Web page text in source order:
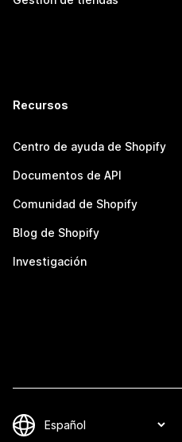
Recursos
Centro de ayuda de Shopify
Documentos de API
Comunidad de Shopify
Blog de Shopify
Investigación